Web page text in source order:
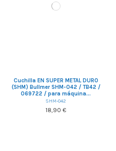
Cuchilla EN SUPER METAL DURO
(SHM) Bullmer SHM-042 / TB42 /
069722 / para máquina...
SHM-042
18,90 €